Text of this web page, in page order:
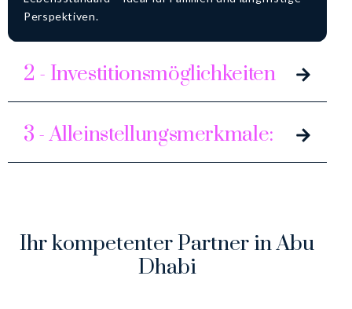
Perspektiven.
2 - Investitionsmöglichkeiten
3 - Alleinstellungsmerkmale:
IhrkompetenterPartner inAbu
Dhabi